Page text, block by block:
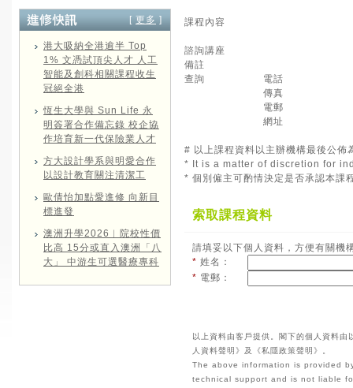
[ 更多 ]
港大吸納全港逾半 Top
1% 文憑試頂尖人才 人工
智能及創科相關課程收生
冠絕全港
恆生大學與 Sun Life 永
明簽署合作備忘錄 校企協
作培育新一代保險業人才
方大設計學系與明愛合作
以設計教育關注清潔工
歐倩怡加點愛進修 向新目
標進發
澳洲升學2026︱院校性價
比高 15分或直入澳洲「八
大」 中游生可選醫療專科
課程內容
諮詢講座
備註
查詢
電話
傳真
電郵
網址
# 以上課程資料以主辦機構最後公佈
* It is a matter of discretion for
* 個別僱主可酌情決定是否承認本課
索取課程資料
請填妥以下個人資料，方便有關機
* 姓名：
* 電郵：
以上資料由客戶提供。閣下的個人資料
人資料聲明》及《私隱政策聲明》。
The above information is provided
technical support and is not liable